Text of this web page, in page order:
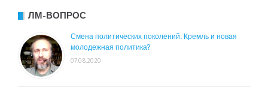
ЛМ-ВОПРОС
Смена политических поколений. Кремль и новая
молодежная политика?
07.08.2020